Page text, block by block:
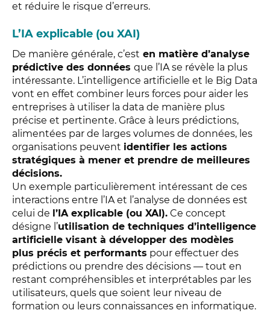
et réduire le risque d’erreurs.
L’IA explicable (ou XAI)
De manière générale, c’est en matière d’analyse
prédictive des données que l’IA se révèle la plus
intéressante. L’intelligence artificielle et le Big Data
vont en effet combiner leurs forces pour aider les
entreprises à utiliser la data de manière plus
précise et pertinente. Grâce à leurs prédictions,
alimentées par de larges volumes de données, les
organisations peuvent identifier les actions
stratégiques à mener et prendre de meilleures
décisions.
Un exemple particulièrement intéressant de ces
interactions entre l’IA et l’analyse de données est
celui de l’IA explicable (ou XAI). Ce concept
désigne l’utilisation de techniques d’intelligence
artificielle visant à développer des modèles
plus précis et performants pour effectuer des
prédictions ou prendre des décisions — tout en
restant compréhensibles et interprétables par les
utilisateurs, quels que soient leur niveau de
formation ou leurs connaissances en informatique.